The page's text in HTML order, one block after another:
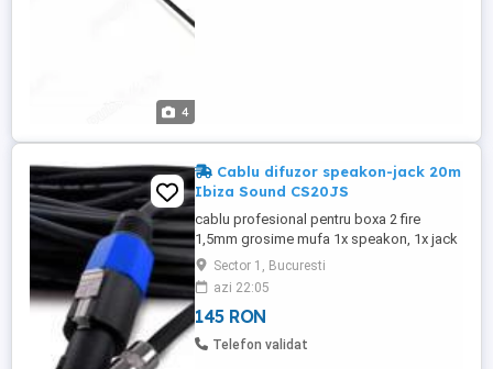
4
Cablu difuzor speakon-jack 20m
Ibiza Sound CS20JS
cablu profesional pentru boxa 2 fire
1,5mm grosime mufa 1x speakon, 1x jack
6.3 invelis rezistent la ulei si acid lungime
20 m culoare neagra Cod Produs: CS20JS
Livrarea se efectueaza prin curier - livrare
la domiciliu in 24-48 ore - cost 17 RON
disponibil cu deschidere si verificare colet
Sector 1, Bucuresti
azi 22:05
145 RON
Telefon validat